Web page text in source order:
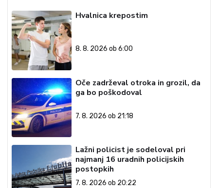
Hvalnica krepostim
8. 8. 2026 ob 6:00
Oče zadrževal otroka in grozil, da
ga bo poškodoval
7. 8. 2026 ob 21:18
Lažni policist je sodeloval pri
najmanj 16 uradnih policijskih
postopkih
7. 8. 2026 ob 20:22